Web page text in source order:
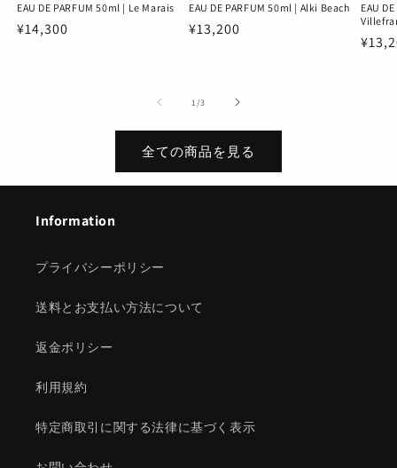
EAU DE PARFUM 50ml | Le Marais
Regular
¥14,300
EAU DE PARFUM 50ml | Alki Beach
Regular
¥13,200
EAU
1 /of
3
全ての商品を見る
Information
プライバシーポリシー
送料とお支払い方法について
返金ポリシー
利用規約
特定商取引に関する法律に基づく表示